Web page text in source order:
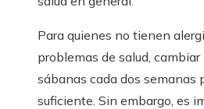
Para quienes no tienen
problemas de salud, cambiar
sábanas cada dos semanas
suficiente. Sin embargo, es